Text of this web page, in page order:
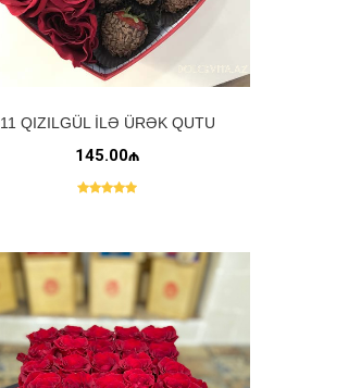
11 QIZILGÜL ILƏ ÜRƏK QUTU
145.00₼